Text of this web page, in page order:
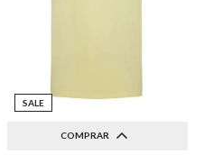
SALE
COMPRAR